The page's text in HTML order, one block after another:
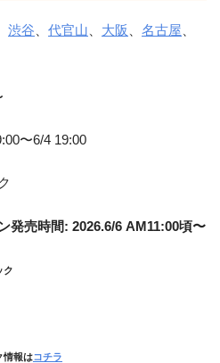
渋谷、 代官山、 大阪 、 名古屋、
〜6/4 19:00
発売時間: 2026.6/6 AM11:00頃〜
ク
情報はコチラ